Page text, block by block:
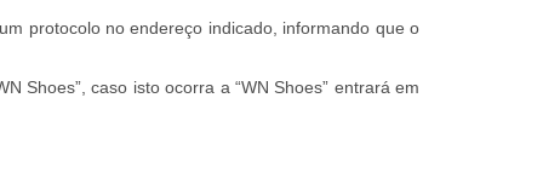
protocolo no endereço indicado, informando que o
Shoes”, caso isto ocorra a “WN Shoes” entrará em